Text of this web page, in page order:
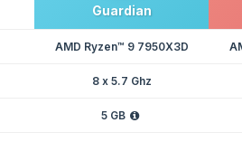
Guardian
AMD Ryzen™ 9 7950X3D
8 x 5.7 Ghz
5 GB